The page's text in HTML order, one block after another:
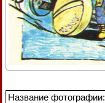
Название фотографии: